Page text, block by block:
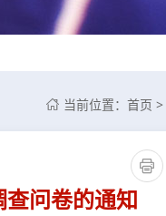
 当前位置： 首页 >

问卷的通知